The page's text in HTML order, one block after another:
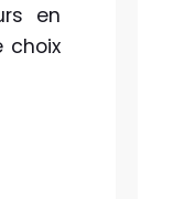
en
choix